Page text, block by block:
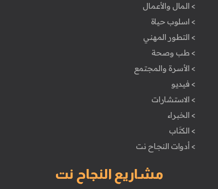
> المال والأعمال
> اسلوب حياة
> التطور المهني
> طب وصحة
> الأسرة والمجتمع
> فيديو
> الاستشارات
> الخبراء
> الكتَاب
> أدوات النجاح نت
مشاريع النجاح نت